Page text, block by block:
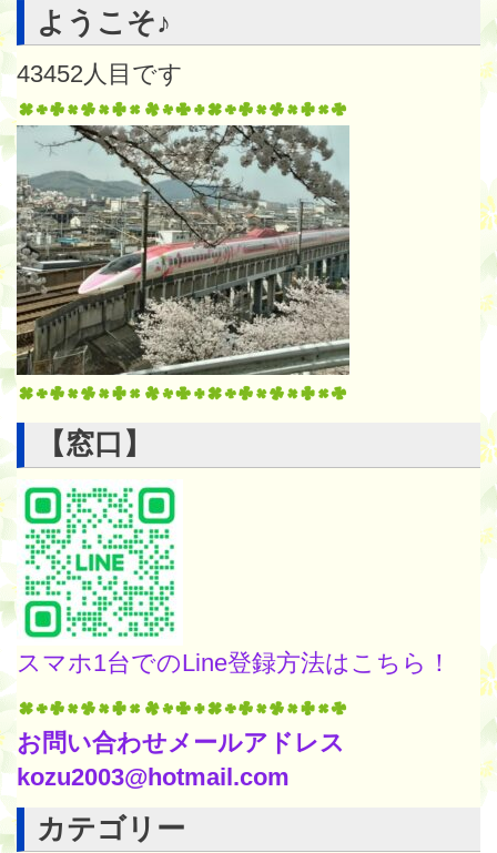
ようこそ♪
43452人目です
【窓口】
スマホ1台でのLine登録方法はこちら！
お問い合わせメールアドレス
kozu2003@hotmail.com
カテゴリー